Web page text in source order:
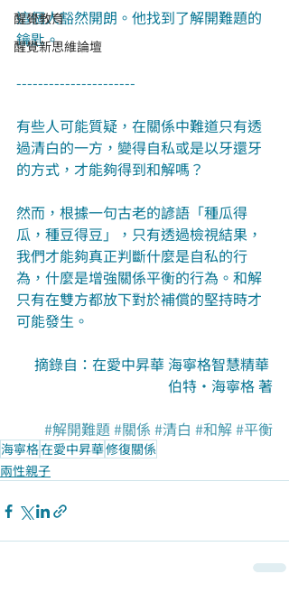
醒覺教育
醒覺新思維論壇
這個人豁然開朗。他找到了解開難題的
鑰匙。
----------------------
有些人可能質疑，在關係中難道只有透
過清白的一方，變得自私或是以牙還牙
的方式，才能夠得到和解嗎？
然而，根據一句古老的諺語「種瓜得
瓜，種豆得豆」，只有透過檢視結果，
我們才能夠真正判斷什麼是自私的行
為，什麼是增強關係平衡的行為。和解
只有在雙方都放下對於補償的堅持時才
可能發生。
摘錄自：在愛中昇華 海寧格智慧精華
伯特‧海寧格 著
#解開難題 #關係 #清白 #和解#平衡
海寧格在愛中昇華修復關係
兩性親子